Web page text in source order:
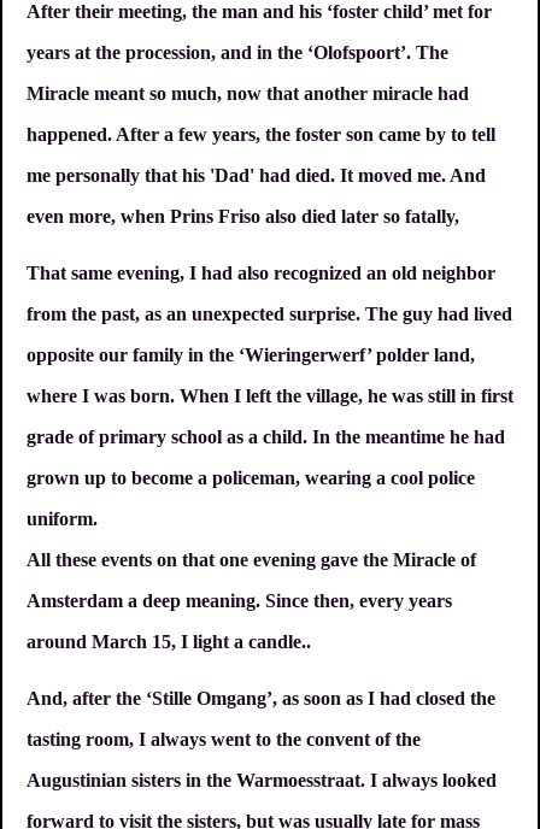
After their meeting, the man and his ‘foster child’ met for
years at the procession, and in the ‘Olofspoort’. The
Miracle meant so much, now that another miracle had
happened. After a few years, the foster son came by to tell
me personally that his 'Dad' had died. It moved me. And
even more, when Prins Friso also died later so fatally,
That same evening, I had also recognized an old neighbor
from the past, as an unexpected surprise. The guy had lived
opposite our family in the ‘Wieringerwerf’ polder land,
where I was born. When I left the village, he was still in first
grade of primary school as a child. In the meantime he had
grown up to become a policeman, wearing a cool police
uniform.
All these events on that one evening gave the Miracle of
Amsterdam a deep meaning. Since then, every years
around March 15, I light a candle..
And, after the ‘Stille Omgang’, as soon as I had closed the
tasting room, I always went to the convent of the
Augustinian sisters in the Warmoesstraat. I always looked
forward to visit the sisters, but was usually late for mass